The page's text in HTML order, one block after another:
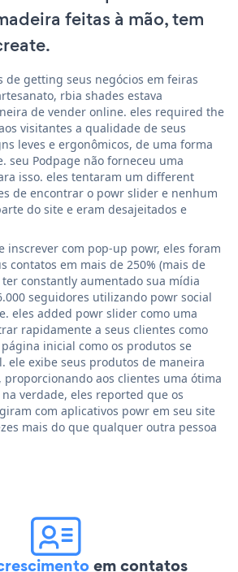
feitas à mão, tem
de getting seus negócios em feiras
rbia shades estava
de vender online. eles required the
visitantes a qualidade de seus
leves e ergonômicos, de uma forma
seu Podpage não forneceu uma
isso. eles tentaram um different
de encontrar o powr slider e nenhum
do site e eram desajeitados e
inscrever com pop-up powr, eles foram
contatos em mais de 250% (mais de
constantly aumentado sua mídia
seguidores utilizando powr social
eles added powr slider como uma
rapidamente a seus clientes como
inicial como os produtos se
ele exibe seus produtos de maneira
aos clientes uma ótima
verdade, eles reported que os
com aplicativos powr em seu site
mais do que qualquer outra pessoa
em contatos